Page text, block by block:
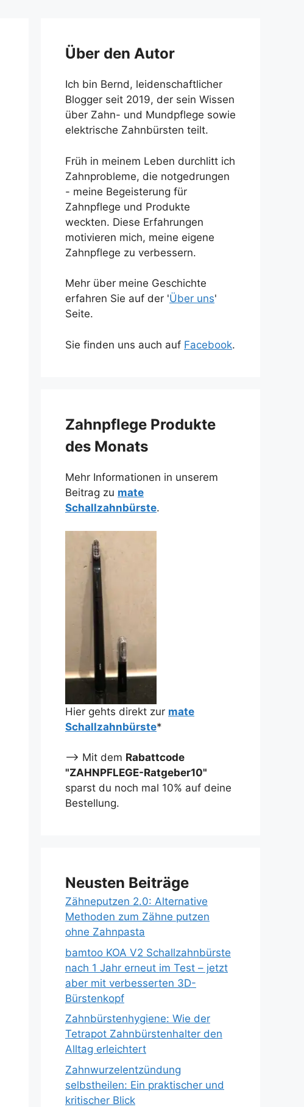
Über den Autor
Ich bin Bernd, leidenschaftlicher
Blogger seit 2019, der sein Wissen
über Zahn- und Mundpflege sowie
elektrische Zahnbürsten teilt.
Früh in meinem Leben durchlitt ich
Zahnprobleme, die notgedrungen
- meine Begeisterung für
Zahnpflege und Produkte
weckten. Diese Erfahrungen
motivieren mich, meine eigene
Zahnpflege zu verbessern.
Mehr über meine Geschichte
erfahren Sie auf der 'Über uns'
Seite.
Sie finden uns auch auf Facebook.
Zahnpflege Produkte
des Monats
Mehr Informationen in unserem
Beitrag zu mate
Schallzahnbürste.
Hier gehts direkt zur mate
Schallzahnbürste*
--> Mit dem Rabattcode
"ZAHNPFLEGE-Ratgeber10"
sparst du noch mal 10% auf deine
Bestellung.
Neusten Beiträge
Zähneputzen 2.0: Alternative
Methoden zum Zähne putzen
ohne Zahnpasta
bamtoo KOA V2 Schallzahnbürste
nach 1 Jahr erneut im Test – jetzt
aber mit verbesserten 3D-
Bürstenkopf
Zahnbürstenhygiene: Wie der
Tetrapot Zahnbürstenhalter den
Alltag erleichtert
Zahnwurzelentzündung
selbstheilen: Ein praktischer und
kritischer Blick